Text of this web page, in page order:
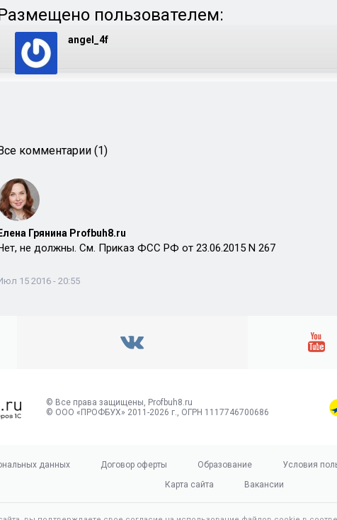
пользователем:
angel_4f
комментарии (1)
Елена Грянина Profbuh8.ru
не должны. См. Приказ ФСС РФ от 23.06.2015 N 267
15 2016 - 20:55
© Все права защищены, Profbuh8.ru
© ООО «ПРОФБУХ» 2011-2026 г., ОГРН 1117746700686
данных Договор оферты Образование Условия
Карта сайта
Вакансии